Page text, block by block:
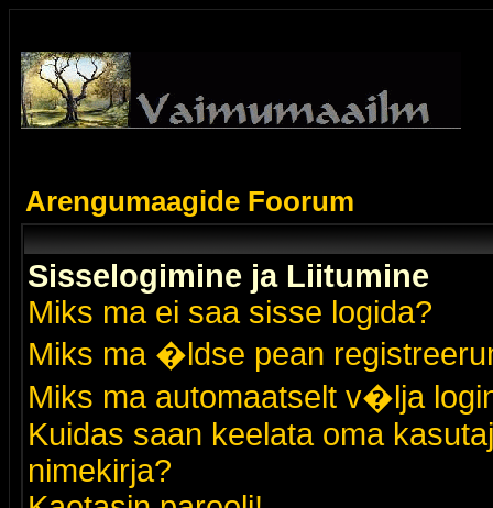
Arengumaagide Foorum
Sisselogimine ja Liitumine
Miks ma ei saa sisse logida?
Miks ma �ldse pean
Miks ma automaatselt v�lja
Kuidas saan keelata oma
nimekirja?